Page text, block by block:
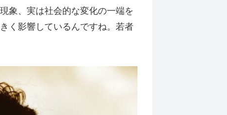
象、実は社会的な変化の一端を
く影響しているんですね。若者